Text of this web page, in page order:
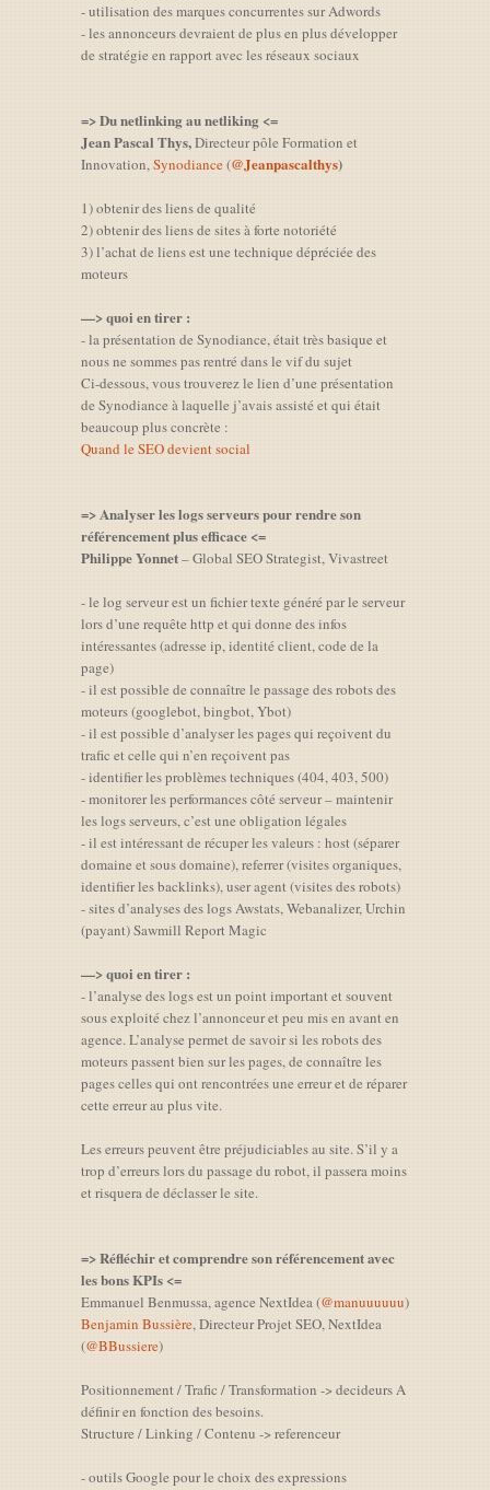
- utilisation des marques concurrentes sur Adwords
- les annonceurs devraient de plus en plus développer
de stratégie en rapport avec les réseaux sociaux
=> Du netlinking au netliking <=
Jean Pascal Thys,Directeur pôle Formation et
Innovation,Synodiance (@Jeanpascalthys)
1) obtenir des liens de qualité
2) obtenir des liens de sites à forte notoriété
3) l’achat de liens est une technique dépréciée des
moteurs
—> quoi en tirer :
- la présentation de Synodiance, était très basique et
nous ne sommes pas rentré dans le vif du sujet
Ci-dessous, vous trouverez le lien d’une présentation
de Synodiance à laquelle j’avais assisté et qui était
beaucoup plus concrète :
Quand le SEO devient social
=> Analyser les logs serveurs pour rendre son
référencement plus efficace <=
Philippe Yonnet– Global SEO Strategist, Vivastreet
- le log serveur est un fichier texte généré par le serveur
lors d’une requête http et qui donne des infos
intéressantes (adresse ip, identité client, code de la
page)
- il est possible de connaître le passage des robots des
moteurs (googlebot, bingbot, Ybot)
- il est possible d’analyser les pages qui reçoivent du
trafic et celle qui n’en reçoivent pas
- identifier les problèmes techniques (404, 403, 500)
- monitorer les performances côté serveur – maintenir
les logs serveurs, c’est une obligation légales
- il est intéressant de récuper les valeurs : host (séparer
domaine et sous domaine), referrer (visites organiques,
identifier les backlinks), user agent (visites des robots)
- sites d’analyses des logs Awstats, Webanalizer, Urchin
(payant) Sawmill Report Magic
—> quoi en tirer :
- l’analyse des logs est un point important et souvent
sous exploité chez l’annonceur et peu mis en avant en
agence. L’analyse permet de savoir si les robots des
moteurs passent bien sur les pages, de connaître les
pages celles qui ont rencontrées une erreur et de réparer
cette erreur au plus vite.
Les erreurs peuvent être préjudiciables au site. S’il y a
trop d’erreurs lors du passage du robot, il passera moins
et risquera de déclasser le site.
=> Réfléchir et comprendre son référencement avec
les bons KPIs <=
Emmanuel Benmussa, agence NextIdea (@manuuuuuu)
Benjamin Bussière, Directeur Projet SEO, NextIdea
(@BBussiere)
Positionnement / Trafic / Transformation -> decideurs A
définir en fonction des besoins.
Structure / Linking / Contenu -> referenceur
- outils Google pour le choix des expressions